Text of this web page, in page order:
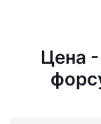
Цена